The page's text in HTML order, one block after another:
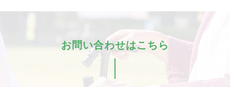
お問い合わせはこちら